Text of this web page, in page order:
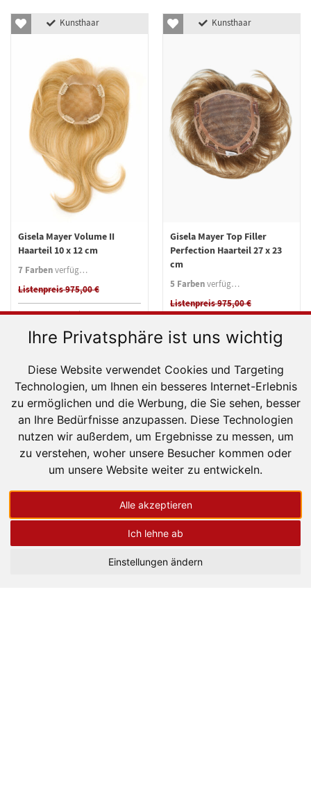
Ihre Privatsphäre ist uns wichtig
Diese Website verwendet Cookies und Targeting
Technologien, um Ihnen ein besseres Internet-Erlebnis
zu ermöglichen und die Werbung, die Sie sehen, besser
an Ihre Bedürfnisse anzupassen. Diese Technologien
nutzen wir außerdem, um Ergebnisse zu messen, um
zu verstehen, woher unsere Besucher kommen oder
um unsere Website weiter zu entwickeln.
Alle akzeptieren
Ich lehne ab
Einstellungen ändern
Kunsthaar
Gisela Mayer Volume II
Haarteil 10 x 12 cm
7 Farbenverfügbar
Listenpreis 975,00 €
Selbstzahler
242,00 €
Mit Rezept
0,00 €
Quickview
Kunsthaar
Gisela Mayer Top Filler
Perfection Haarteil 27 x 23
cm
5 Farbenverfügbar
Listenpreis 975,00 €
Selbstzahler
262,00 €
Mit Rezept
0,00 €
Quickview
Kunsthaar